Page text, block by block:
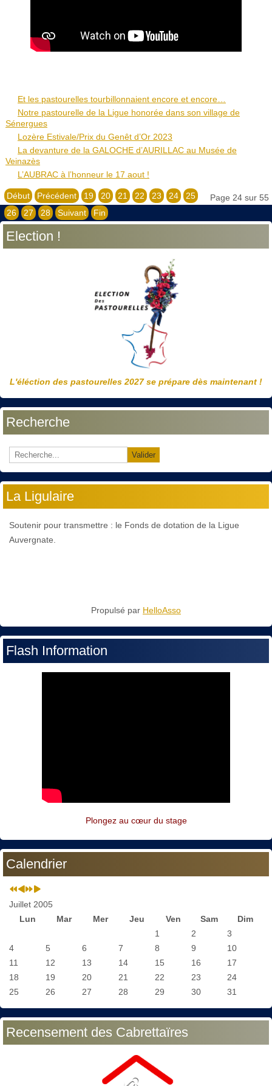
Et les pastourelles tourbillonnaient encore et encore…
Notre pastourelle de la Ligue honorée dans son village de
Sénergues
Lozère Estivale/Prix du Genêt d’Or 2023
La devanture de la GALOCHE d’AURILLAC au Musée de
Veinazès
L’AUBRAC à l’honneur le 17 aout !
Page 24 sur 55
Début Précédent 19 20 21 22 23 24
25
26
27 28 Suivant Fin
Election !
L'éléction des pastourelles 2027 se prépare dès maintenant !
Recherche
Valider
La Ligulaire
Soutenir pour transmettre : le Fonds de dotation de la Ligue
Auvergnate.
Propulsé par HelloAsso
Flash Information
Plongez au cœur du stage
Calendrier
Juillet 2005
Lun
Mar Mer Jeu Ven Sam
Dim
1
2
3
4
5 6 7 8 9
10
11
12 13 14 15 16
17
18
19 20 21 22 23
24
25
26 27 28 29 30 31
Recensement des Cabrettaïres